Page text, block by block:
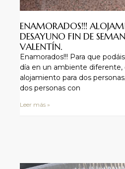
ENAMORADOS!!!
DESAYUNO FIN DE
VALENTÍN.
Enamorados!!! Para que
día en un ambiente diferente,
alojamiento para dos
dos personas con
Leer más »